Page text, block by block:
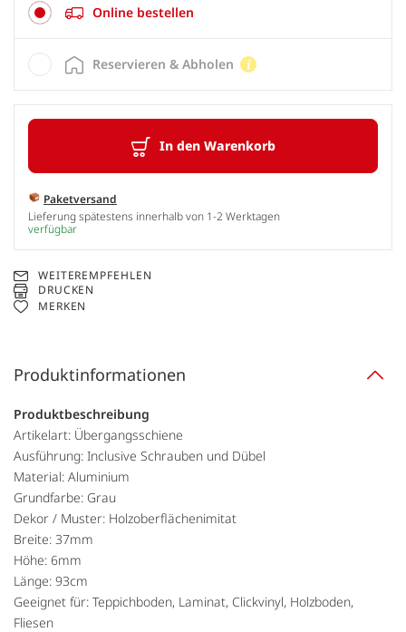
Online bestellen
In den Warenkorb
Paketversand
Lieferung spätestens innerhalb von 1-2 Werktagen
verfügbar
Reservieren & Abholen
WEITEREMPFEHLEN
DRUCKEN
MERKEN
Produktinformationen
Produktbeschreibung
Artikelart: Übergangsschiene
Ausführung: Inclusive Schrauben und Dübel
Material: Aluminium
Grundfarbe: Grau
Dekor / Muster: Holzoberflächenimitat
Breite: 37mm
Höhe: 6mm
Länge: 93cm
Geeignet für: Teppichboden, Laminat, Clickvinyl, Holzboden,
Fliesen